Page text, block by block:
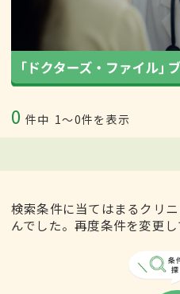
0 件中 1〜0件を表示
検索条件に当てはまるクリ
んでした。再度条件を変更し